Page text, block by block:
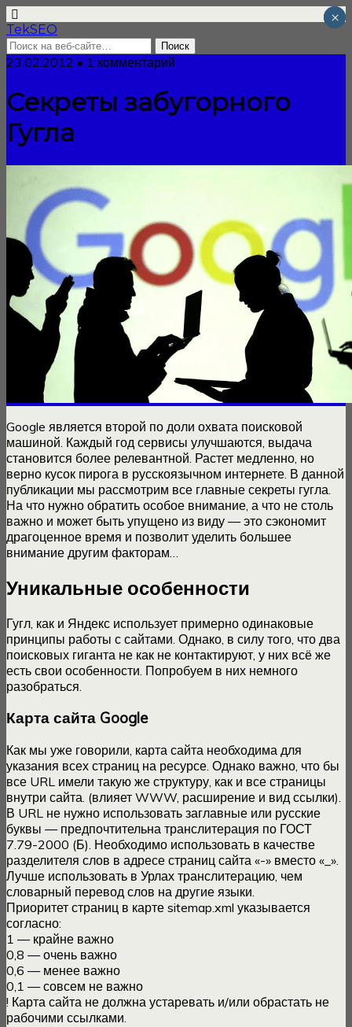
TekSEO
23.02.2012 • 1 комментарий
Секреты забугорного
Гугла
Google является второй по доли охвата поисковой
машиной. Каждый год сервисы улучшаются, выдача
становится более релевантной. Растет медленно, но
верно кусок пирога в русскоязычном интернете. В данной
публикации мы рассмотрим все главные секреты гугла.
На что нужно обратить особое внимание, а что не столь
важно и может быть упущено из виду — это сэкономит
драгоценное время и позволит уделить большее
внимание другим факторам…
Уникальные особенности
Гугл, как и Яндекс использует примерно одинаковые
принципы работы с сайтами. Однако, в силу того, что два
поисковых гиганта не как не контактируют, у них всё же
есть свои особенности. Попробуем в них немного
разобраться.
Карта сайта Google
Как мы уже говорили, карта сайта необходима для
указания всех страниц на ресурсе. Однако важно, что бы
все URL имели такую же структуру, как и все страницы
внутри сайта. (влияет WWW, расширение и вид ссылки).
В URL не нужно использовать заглавные или русские
буквы — предпочтительна транслитерация по ГОСТ
7.79-2000 (Б). Необходимо использовать в качестве
разделителя слов в адресе страниц сайта «-» вместо «_».
Лучше использовать в Урлах транслитерацию, чем
словарный перевод слов на другие языки.
Приоритет страниц в карте sitemap.xml указывается
согласно:
1 — крайне важно
0,8 — очень важно
0,6 — менее важно
0,1 — совсем не важно
! Карта сайта не должна устаревать и/или обрастать не
рабочими ссылками.
×
×